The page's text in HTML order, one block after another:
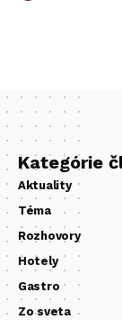
Kategórie
Aktuality
Téma
Rozhovory
Hotely
Gastro
Zo sveta